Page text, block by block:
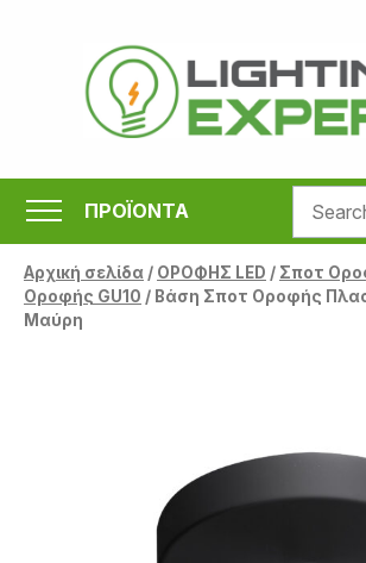
περιεχόμενο
ΠΡΟΪΟΝΤΑ
Αρχική σελίδα/ ΟΡΟΦΗΣ LED / Σποτ
Οροφής GU10 / Βάση Σποτ Οροφής
Μαύρη